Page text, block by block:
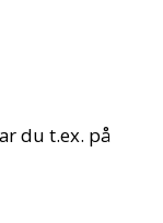
du t.ex. på